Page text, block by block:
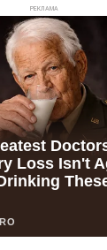
РЕКЛАМА